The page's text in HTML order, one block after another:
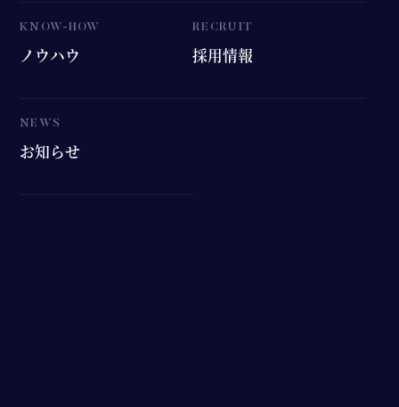
ノウハウ 採用情報
お知らせ